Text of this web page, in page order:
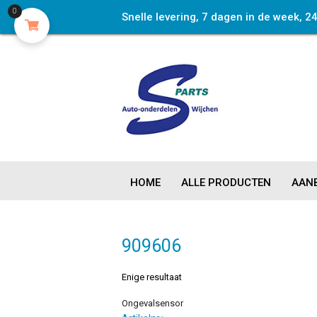
Snelle levering, 7 dagen in de week,
HOME ALLE PRODUCTEN
909606
Enige resultaat
Ongevalsensor
0